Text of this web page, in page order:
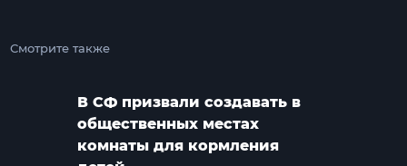
Смотрите также
В СФ призвали создавать в
общественных местах
комнаты для кормления